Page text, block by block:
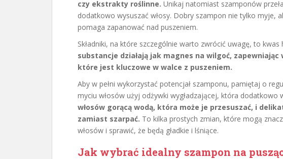
czy ekstrakty roślinne. Unikaj natomiast szamponów
dodatkowo wysuszać włosy. Dobry szampon nie tylko myje,
pomaga zapanować nad puszeniem.
Składniki, na które szczególnie warto zwrócić uwagę, to
substancje działają jak magnes na wilgoć,
które jest kluczowe w walce z puszeniem.
Aby w pełni wykorzystać potencjał szamponu, pamiętaj o
myciu włosów użyj odżywki wygładzającej, która dodatkowo
włosów gorącą wodą, która może je przesuszać, i
zamiast szarpać. To kilka prostych zmian, które mogą
włosów i sprawić, że będą gładkie i lśniące.
Jak wybrać idealny szampon na